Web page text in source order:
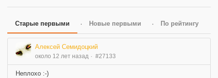
Старые первыми Новые первыми По рейтингу
Алексей Семидоцкий
около 12 лет назад #27133
Неплохо :-)